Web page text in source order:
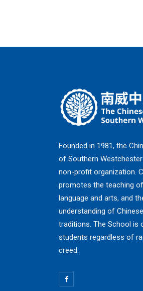
Founded in 1981, the
of Southern
non-profit organization.
promotes the teaching
language and arts, and
understanding of
traditions. The School is
students regardless of
creed.